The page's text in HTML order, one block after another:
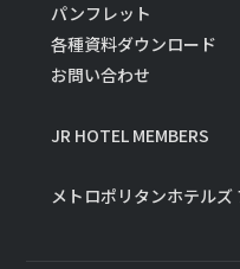
パンフレット
各種資料ダウンロード
お問い合わせ
JR HOTEL MEMBERS
メトロポリタンホテルズ